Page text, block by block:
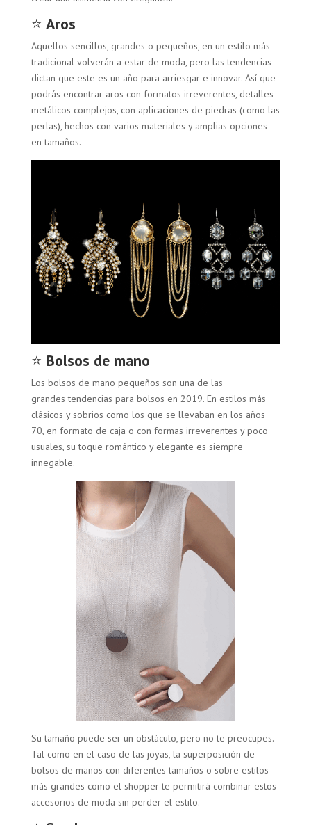
⭐ Aros
Aquellos sencillos, grandes o pequeños, en un estilo más
tradicional volverán a estar de moda, pero las tendencias
dictan que este es un año para arriesgar e innovar. Así que
podrás encontrar aros con formatos irreverentes, detalles
metálicos complejos, con aplicaciones de piedras (como las
perlas), hechos con varios materiales y amplias opciones
en tamaños.
⭐ Bolsos de mano
Los bolsos de mano pequeños son una de las
grandes tendencias para bolsos en 2019. En estilos más
clásicos y sobrios como los que se llevaban en los años
70, en formato de caja o con formas irreverentes y poco
usuales, su toque romántico y elegante es siempre
innegable.
Su tamaño puede ser un obstáculo, pero no te preocupes.
Tal como en el caso de las joyas, la superposición de
bolsos de manos con diferentes tamaños o sobre estilos
más grandes como el shopper te permitirá combinar estos
accesorios de moda sin perder el estilo.